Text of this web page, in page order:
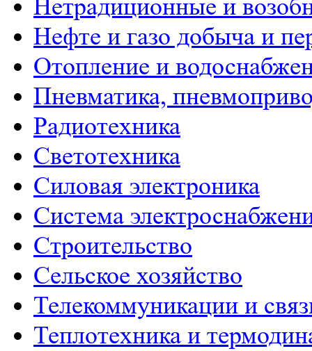
Нетрадиционные и
Нефте и газо добыча и
Отопление и
Пневматика,
Радиотехника
Светотехника
Силовая электроника
Система
Строительство
Сельское хозяйство
Телекоммуникации и
Теплотехника и